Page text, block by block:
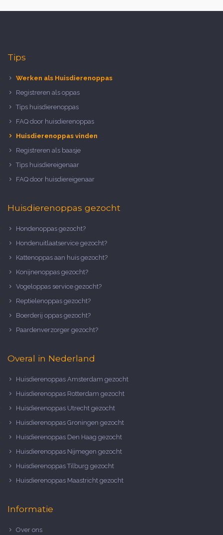
Tips
Werken als Huisdierenoppas
Registreren als oppas
Tips huisdierenoppas
FAQ door huisdierenoppas
Huisdierenoppas vinden
Registreren als baasje
Tips huisdiereigenaar
FAQ door huisdiereigenaar
Huisdierenoppas gezocht
Hondenoppas gezocht?
Hondenuitlaatservice gezocht?
Kattenoppas aan huis gezocht?
Konijnenoppas gezocht?
Vogeloppas service gezocht?
Reptielenoppas gezocht?
Boerderij oppas gezocht?
Paardenverzorger gezocht?
Overal in Nederland
Huisdierenoppas Amsterdam gezocht
Huisdierenoppas Rotterdam gezocht
Huisdierenoppas Utrecht gezocht
Huisdierenoppas Groningen gezocht
Huisdierenoppas Den Haag gezocht
Huisdierenoppas Nijmegen gezocht
Huisdierenoppas Tilburg gezocht
Huisdierenoppas Maastricht gezocht
Informatie
Over ons